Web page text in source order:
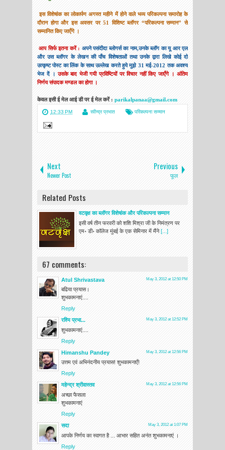
इस विशेषांक का लोकार्पण अगस्त महीने में होने वाले भव्य परिकल्पना समारोह के
दौरान होगा और इस अवसर पर 51 विशिष्ट ब्लॉगर “परिकल्पना सम्मान” से
सम्मानित किए जाएँगे ।
आप सिर्फ इतना करें : अपने पसंदीदा ब्लोगर्स का नाम,उनके ब्लॉग का यू आर एल
और उस ब्लॉगर के लेखन की पाँच विशेषताओं तथा उनके द्वारा लिखे कोई दो
उत्कृष्ट पोस्ट का लिंक के साथ उल्लेख करते हुये मुझे 31 मई-2012 तक अवश्य
भेज दें ।उसके बाद भेजी गयी प्रविष्टियों पर विचार नहीं किए जाएँगे । अंतिम
निर्णय संपादक मण्डल का होगा ।
केवल इसी ई मेल आई डी पर ई मेल करें : parikalpanaa@gmail.com
12:33 PM रवीन्द्र प्रभात परिकल्पना सम्मान
Next
Newer Post
Previous
फूल
Related Posts
वटवृक्ष का ब्लॉगर विशेषांक और परिकल्पना सम्मान
इसी वर्ष तीन फरवरी को शशि मिश्रा जी के निमंत्रण पर
एम॰ डी॰ कॉलेज मुंबई के एक सेमिनार में मैंने[...]
67 comments:
Atul Shrivastava May 3, 2012 at 12:50 PM
बढिया प्रयास।
शुभकामनाएं....
Reply
रश्मि प्रभा...
May 3, 2012 at 12:52 PM
शुभकामनाएं....
Reply
Himanshu Pandey
May 3, 2012 at 12:56 PM
उत्तम एवं अभिनंदनीय प्रयास! शुभकामनाएँ!
Reply
महेन्द्र श्रीवास्तव
May 3, 2012 at 12:56 PM
अच्छा फैसला
शुभकामनाएं
Reply
सदा
May 3, 2012 at 1:07 PM
आपके निर्णय का स्‍वागत है ... आभार सहित अनंत शुभकामनाएं ।
Reply